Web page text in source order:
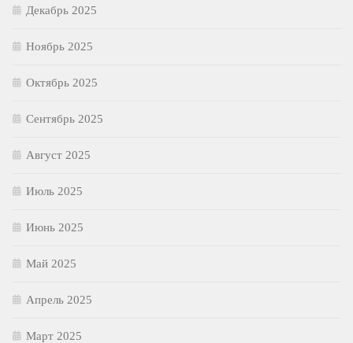
Декабрь 2025
Ноябрь 2025
Октябрь 2025
Сентябрь 2025
Август 2025
Июль 2025
Июнь 2025
Май 2025
Апрель 2025
Март 2025